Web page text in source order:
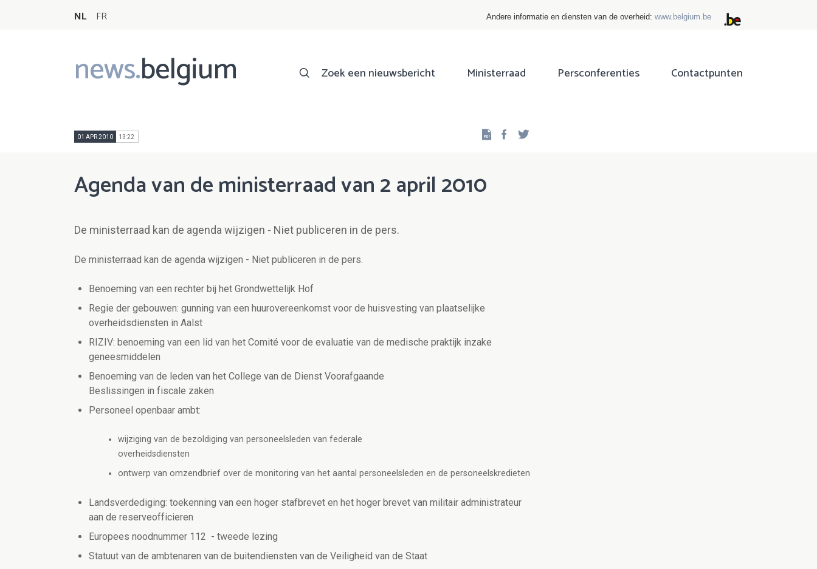
NL FR Andere informatie en diensten van de overheid: www.belgium.be
news.belgium
Main
navigation
Zoek een nieuwsbericht Ministerraad Persconferenties Contactpunten
01 APR 2010 13:22 Facebook
Agenda van de ministerraad van 2 april 2010
De ministerraad kan de agenda wijzigen - Niet publiceren in de pers.
De ministerraad kan de agenda wijzigen - Niet publiceren in de pers.
Benoeming van een rechter bij het Grondwettelijk Hof
Regie der gebouwen: gunning van een huurovereenkomst voor de huisvesting van plaatselijke
overheidsdiensten in Aalst
RIZIV: benoeming van een lid van het Comité voor de evaluatie van de medische praktijk inzake
geneesmiddelen
Benoeming van de leden van het College van de Dienst Voorafgaande
Beslissingen in fiscale zaken
Personeel openbaar ambt:
wijziging van de bezoldiging van personeelsleden van federale
overheidsdiensten
ontwerp van omzendbrief over de monitoring van het aantal personeelsleden en de personeelskredieten
Landsverdediging: toekenning van een hoger stafbrevet en het hoger brevet van militair administrateur
aan de reserveofficieren
Europees noodnummer 112 - tweede lezing
Statuut van de ambtenaren van de buitendiensten van de Veiligheid van de Staat